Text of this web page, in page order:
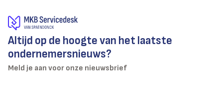
Altijd op de hoogte van het laatste
ondernemersnieuws?
Meld je aan voor onze nieuwsbrief